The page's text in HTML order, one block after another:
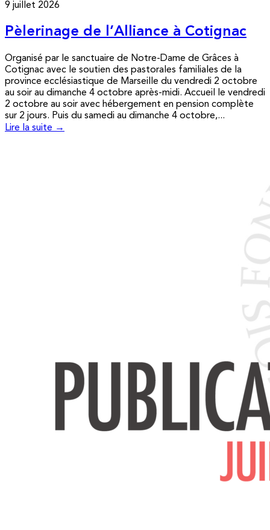
9 juillet 2026
Pèlerinage de l’Alliance à Cotignac
Organisé par le sanctuaire de Notre-Dame de Grâces à
Cotignac avec le soutien des pastorales familiales de la
province ecclésiastique de Marseille du vendredi 2 octobre
au soir au dimanche 4 octobre après-midi. Accueil le vendredi
2 octobre au soir avec hébergement en pension complète
sur 2 jours. Puis du samedi au dimanche 4 octobre,...
Lire la suite →